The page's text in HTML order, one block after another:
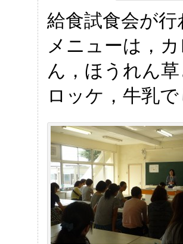
給食試食会が
メニューは，
ん，ほうれん
ロッケ，牛乳